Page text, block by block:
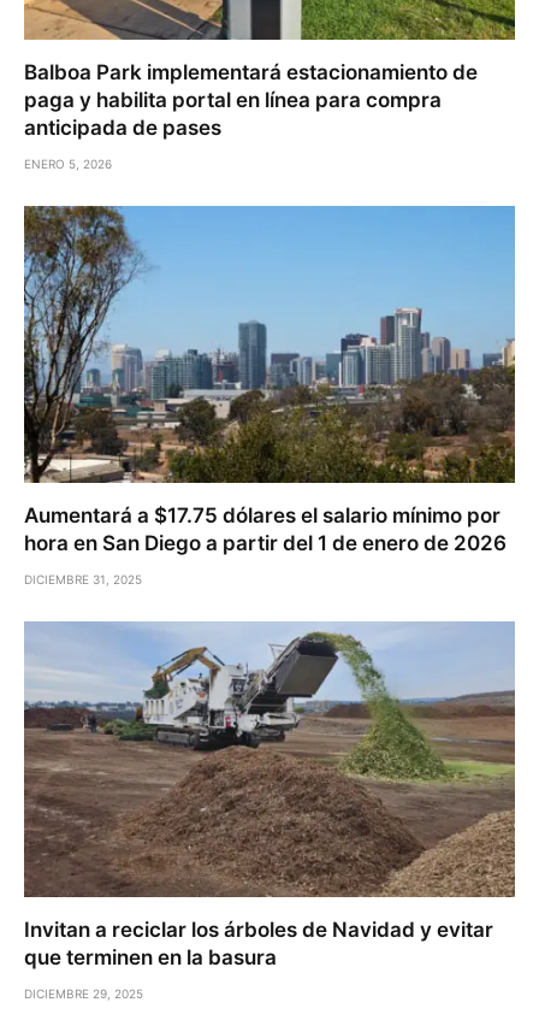
Balboa Park implementará estacionamiento de
paga y habilita portal en línea para compra
anticipada de pases
ENERO 5, 2026
Aumentará a $17.75 dólares el salario mínimo por
hora en San Diego a partir del 1 de enero de 2026
DICIEMBRE 31, 2025
Invitan a reciclar los árboles de Navidad y evitar
que terminen en la basura
DICIEMBRE 29, 2025